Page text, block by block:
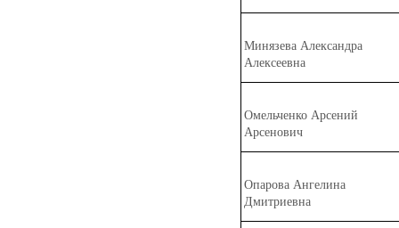
Минязева Александра
Алексеевна
Омельченко Арсений
Арсенович
Опарова Ангелина
Дмитриевна